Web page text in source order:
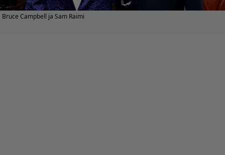
Bruce Campbell ja Sam Raimi